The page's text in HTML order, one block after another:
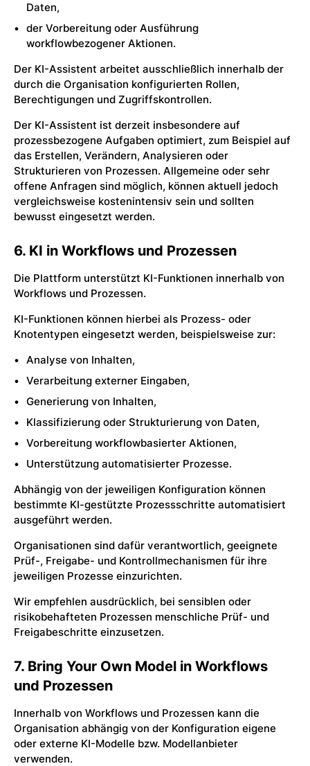
Daten,
der Vorbereitung oder Ausführung
workflowbezogener Aktionen.
Der KI-Assistent arbeitet ausschließlich innerhalb der
durch die Organisation konfigurierten Rollen,
Berechtigungen und Zugriffskontrollen.
Der KI-Assistent ist derzeit insbesondere auf
prozessbezogene Aufgaben optimiert, zum Beispiel auf
das Erstellen, Verändern, Analysieren oder
Strukturieren von Prozessen. Allgemeine oder sehr
offene Anfragen sind möglich, können aktuell jedoch
vergleichsweise kostenintensiv sein und sollten
bewusst eingesetzt werden.
6. KI in Workflows und Prozessen
Die Plattform unterstützt KI-Funktionen innerhalb von
Workflows und Prozessen.
KI-Funktionen können hierbei als Prozess- oder
Knotentypen eingesetzt werden, beispielsweise zur:
Analyse von Inhalten,
Verarbeitung externer Eingaben,
Generierung von Inhalten,
Klassifizierung oder Strukturierung von Daten,
Vorbereitung workflowbasierter Aktionen,
Unterstützung automatisierter Prozesse.
Abhängig von der jeweiligen Konfiguration können
bestimmte KI-gestützte Prozessschritte automatisiert
ausgeführt werden.
Organisationen sind dafür verantwortlich, geeignete
Prüf-, Freigabe- und Kontrollmechanismen für ihre
jeweiligen Prozesse einzurichten.
Wir empfehlen ausdrücklich, bei sensiblen oder
risikobehafteten Prozessen menschliche Prüf- und
Freigabeschritte einzusetzen.
7. Bring Your Own Model in Workflows
und Prozessen
Innerhalb von Workflows und Prozessen kann die
Organisation abhängig von der Konfiguration eigene
oder externe KI-Modelle bzw. Modellanbieter
verwenden.